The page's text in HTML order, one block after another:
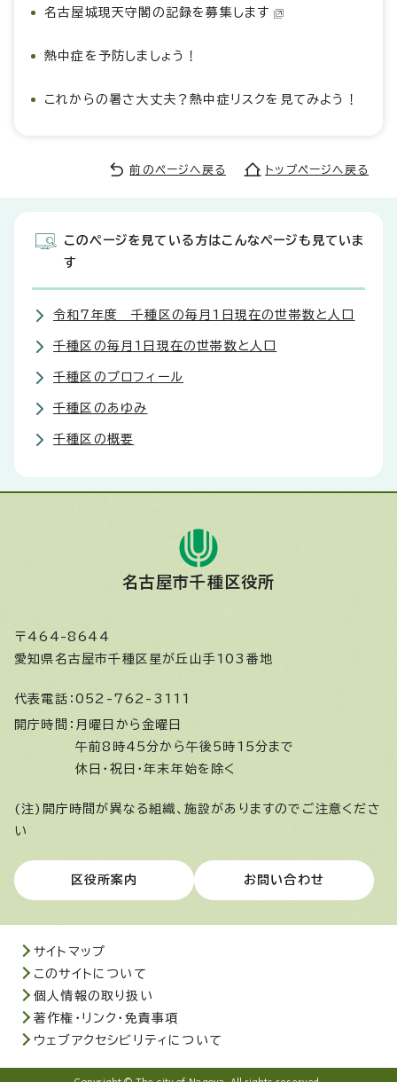
名古屋城現天守閣の記録を募集します
熱中症を予防しましょう！
これからの暑さ大丈夫？熱中症リスクを見てみよう！
前のページへ戻る トップページへ戻る
このページを見ている方はこんなページも見ていま
す
令和7年度 千種区の毎月1日現在の世帯数と人口
千種区の毎月1日現在の世帯数と人口
千種区のプロフィール
千種区のあゆみ
千種区の概要
名古屋市千種区役所
〒464-8644
愛知県名古屋市千種区星が丘山手103番地
代表電話： 052-762-3111
開庁時間： 月曜日から金曜日
午前8時45分から午後5時15分まで
休日・祝日・年末年始を除く
(注)開庁時間が異なる組織、施設がありますのでご注意くださ
い
区役所案内 お問い合わせ
サイトマップ
このサイトについて
個人情報の取り扱い
著作権・リンク・免責事項
ウェブアクセシビリティについて